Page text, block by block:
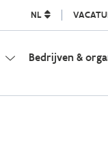
NL
Bedrijven &